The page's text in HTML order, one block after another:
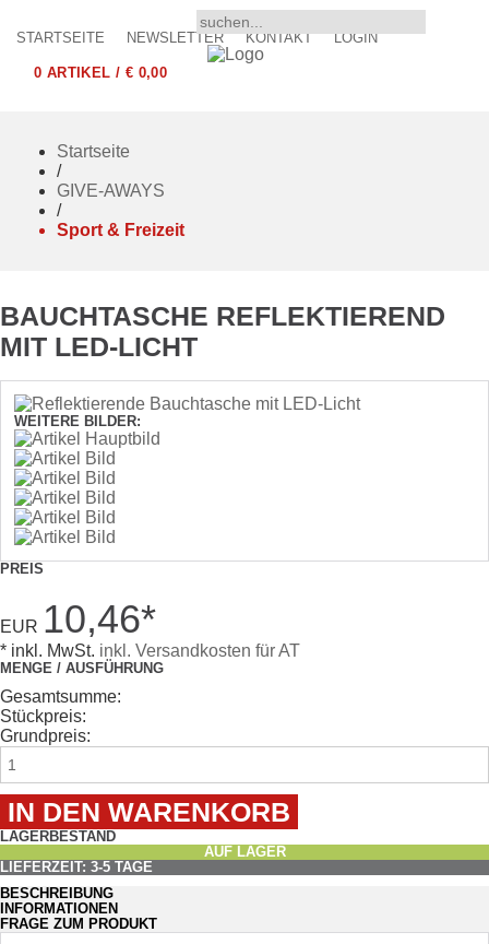
STARTSEITE NEWSLETTER KONTAKT LOGIN
0 ARTIKEL / € 0,00
Startseite
/
GIVE-AWAYS
/
Sport & Freizeit
BAUCHTASCHE REFLEKTIEREND
MIT LED-LICHT
WEITERE BILDER:
PREIS
EUR 10,46*
* inkl. MwSt. inkl. Versandkosten für AT
MENGE / AUSFÜHRUNG
Gesamtsumme:
Stückpreis:
Grundpreis:
LAGERBESTAND
AUF LAGER
LIEFERZEIT: 3-5 TAGE
BESCHREIBUNG
INFORMATIONEN
FRAGE ZUM PRODUKT